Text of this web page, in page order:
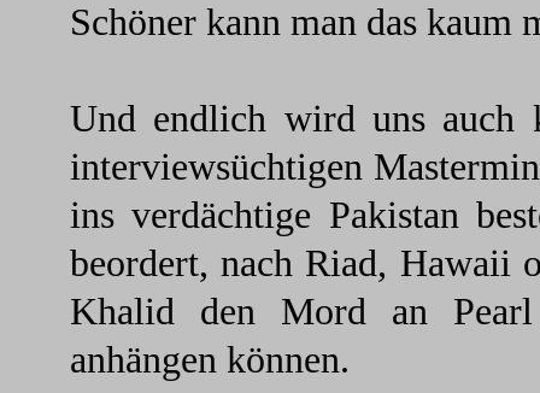
Schöner kann man das kaum
Und endlich wird uns auch
interviewsüchtigen
ins verdächtige Pakistan
beordert, nach Riad, Hawaii
Khalid den Mord an
anhängen können.